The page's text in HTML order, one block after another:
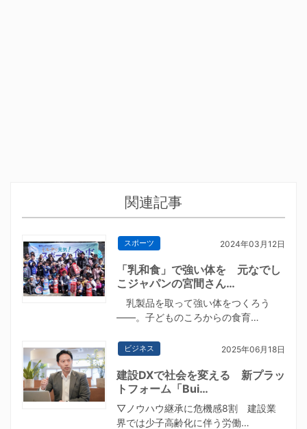
関連記事
スポーツ 2024年03月12日
「乳和食」で強い体を 元なでし
こジャパンの宮間さん…
乳製品を取って強い体をつくろう
——。子どものころからの食育…
ビジネス 2025年06月18日
建設DXで社会を変える 新プラッ
トフォーム「Bui…
▽ノウハウ継承に危機感8割 建設業
界では少子高齢化に伴う労働…